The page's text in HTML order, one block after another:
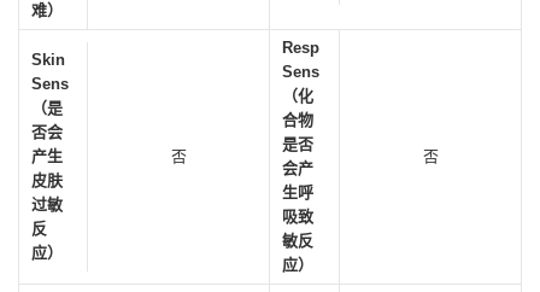
难）
Skin
Sens
（是
否会
产生
皮肤
过敏
反
应）
否
Resp
Sens
（化
合物
是否
会产
生呼
吸致
敏反
应）
否